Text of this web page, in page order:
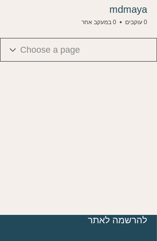
mdmaya
0 עוקבים 0 במעקב אחר
להרשמה לאתר